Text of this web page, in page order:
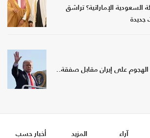
السعودية الإماراتية؟ تراشق
جديدة
الهجوم على إيران مقابل صفقة..
آراء المزيد
أخبار حسب